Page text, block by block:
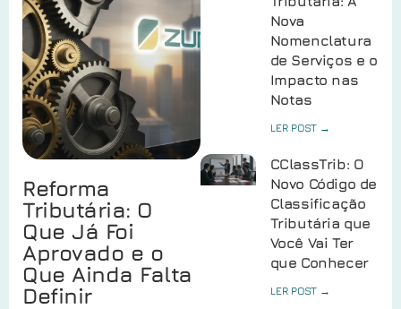
Reforma
Tributária: O
Que Já Foi
Aprovado e o
Que Ainda Falta
Definir
Nova
Nomenclatura
de Serviços e o
Impacto nas
Notas
LER POST →
CClassTrib: O
Novo Código de
Classificação
Tributária que
Você Vai Ter
que Conhecer
LER POST →